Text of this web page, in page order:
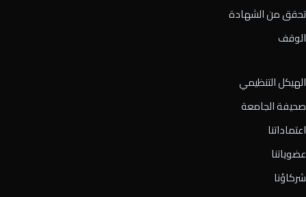
تحقق من الشهادة
الوقف
الهيكل التنظيمي
صحيفة الجامعة
اعتماداتنا
عضوياتنا
شركاؤنا